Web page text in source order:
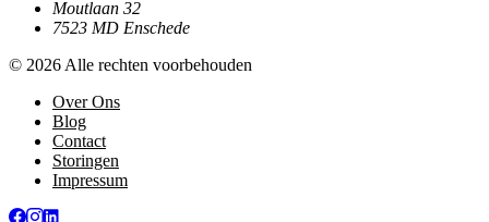
Moutlaan 32
7523 MD Enschede
© 2026 Alle rechten voorbehouden
Over Ons
Blog
Contact
Storingen
Impressum